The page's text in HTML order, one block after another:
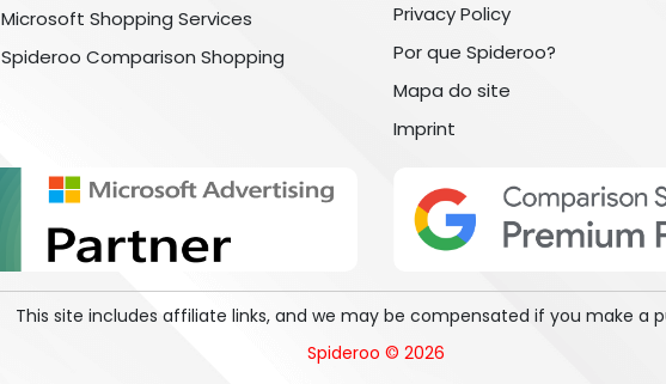
Microsoft Shopping Services
Spideroo Comparison Shopping
Privacy Policy
Por que Spideroo?
Mapa do site
Imprint
This site includes affiliate links, and we may be compensated if you make a
Spideroo © 2026